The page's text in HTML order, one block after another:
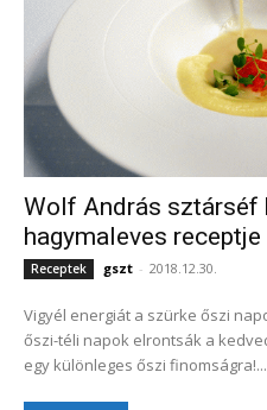
Wolf András sztárséf
hagymaleves receptje
Receptek gszt - 2018.12.30.
Vigyél energiát a szürke őszi
őszi-téli napok elrontsák a
egy különleges őszi finomságra!...